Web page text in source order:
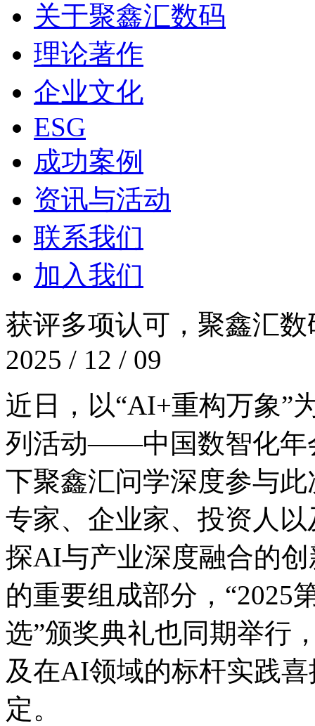
关于聚鑫汇数码
理论著作
企业文化
ESG
成功案例
资讯与活动
联系我们
加入我们
获评多项认可，聚鑫
2025 / 12 / 09
近日，以“AI+重构万象”
列活动——中国数智化年会
下聚鑫汇问学深度参与此
专家、企业家、投资
探AI与产业深度融合的创
的重要组成部分，
选”颁奖典礼也同期举行
及在AI领域的标杆实践喜
定。